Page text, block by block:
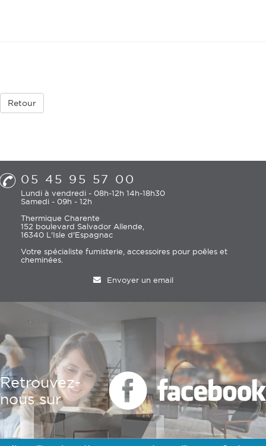
Retour
05 45 95 57 00
Lundi à vendredi - 08h-12h 14h-18h30
Samedi - 09h - 12h
Thermique Charente
152 boulevard Salvador Allende,
16340 L'Isle d'Espagnac
Votre spécialiste fumisterie, accessoires pour poêles et
cheminées.
Envoyer un email
Retrouvez-
nous sur